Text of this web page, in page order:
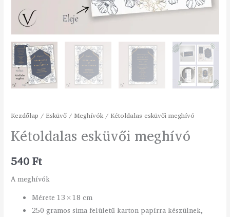
Kezdőlap / Esküvő/ Meghívók/ Kétoldalas esküvői meghívó
Kétoldalas esküvői meghívó
540Ft
A meghívók
Mérete 13×18 cm
250 gramos sima felületű karton papírra készülnek,